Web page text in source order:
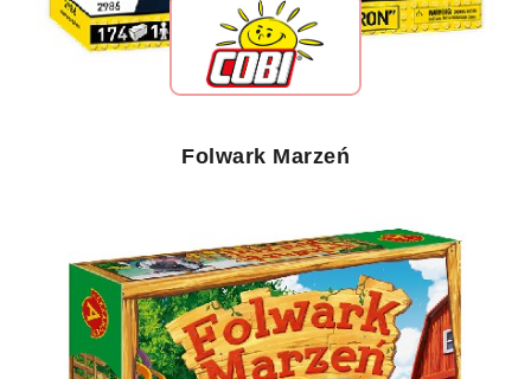
Folwark Marzeń